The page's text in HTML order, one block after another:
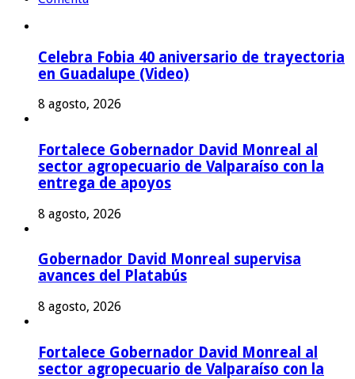
Celebra Fobia 40 aniversario de trayectoria
en Guadalupe (Video)
8 agosto, 2026
Fortalece Gobernador David Monreal al
sector agropecuario de Valparaíso con la
entrega de apoyos
8 agosto, 2026
Gobernador David Monreal supervisa
avances del Platabús
8 agosto, 2026
Fortalece Gobernador David Monreal al
sector agropecuario de Valparaíso con la